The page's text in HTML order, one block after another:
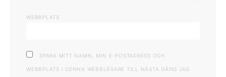
WEBBPLATS
SPARA MITT NAMN, MIN E-POSTADRESS OCH
WEBBPLATS I DENNA WEBBLÄSARE TILL NÄSTA GÅNG JAG